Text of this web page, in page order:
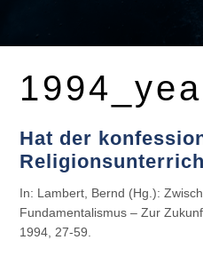
Hat der
In: Lambert, Bernd (Hg.):
Fundamentalismus – Zur
1994, 27-59.